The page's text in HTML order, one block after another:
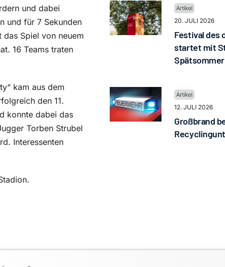
und dabei
und für 7 Sekunden
das Spiel von neuem
16 Teams traten
kam aus dem
den 11.
konnte dabei das
Torben Strubel
Interessenten
20. JULI 2026
Festival des
startet mit
Spätsommer
12. JULI 2026
Großbrand